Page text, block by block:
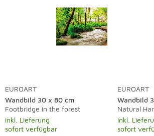
EUROART
Wandbild 30 x 80 cm
Footbridge in the forest
inkl. Lieferung
sofort verfügbar
EUROART
Wandbild
Natural
inkl.
sofort